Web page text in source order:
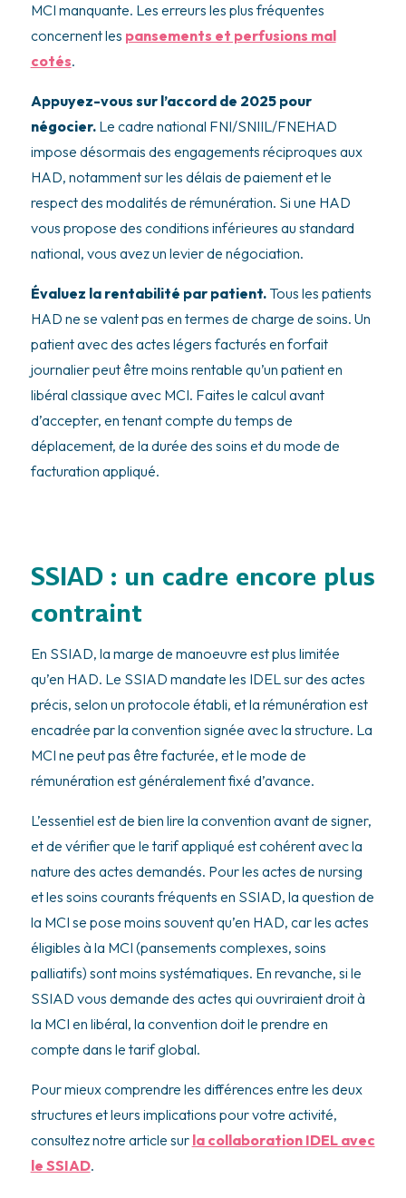
MCI manquante. Les erreurs les plus fréquentes
concernent les pansements et perfusions mal
cotés.
Appuyez-vous sur l’accord de 2025 pour
négocier.Le cadre national FNI/SNIIL/FNEHAD
impose désormais des engagements réciproques aux
HAD, notamment sur les délais de paiement et le
respect des modalités de rémunération. Si une HAD
vous propose des conditions inférieures au standard
national, vous avez un levier de négociation.
Évaluez la rentabilité par patient.Tous les patients
HAD ne se valent pas en termes de charge de soins. Un
patient avec des actes légers facturés en forfait
journalier peut être moins rentable qu’un patient en
libéral classique avec MCI. Faites le calcul avant
d’accepter, en tenant compte du temps de
déplacement, de la durée des soins et du mode de
facturation appliqué.
SSIAD : un cadre encore plus
contraint
En SSIAD, la marge de manoeuvre est plus limitée
qu’en HAD. Le SSIAD mandate les IDEL sur des actes
précis, selon un protocole établi, et la rémunération est
encadrée par la convention signée avec la structure. La
MCI ne peut pas être facturée, et le mode de
rémunération est généralement fixé d’avance.
L’essentiel est de bien lire la convention avant de signer,
et de vérifier que le tarif appliqué est cohérent avec la
nature des actes demandés. Pour les actes de nursing
et les soins courants fréquents en SSIAD, la question de
la MCI se pose moins souvent qu’en HAD, car les actes
éligibles à la MCI (pansements complexes, soins
palliatifs) sont moins systématiques. En revanche, si le
SSIAD vous demande des actes qui ouvriraient droit à
la MCI en libéral, la convention doit le prendre en
compte dans le tarif global.
Pour mieux comprendre les différences entre les deux
structures et leurs implications pour votre activité,
consultez notre article sur la collaboration IDEL avec
le SSIAD.